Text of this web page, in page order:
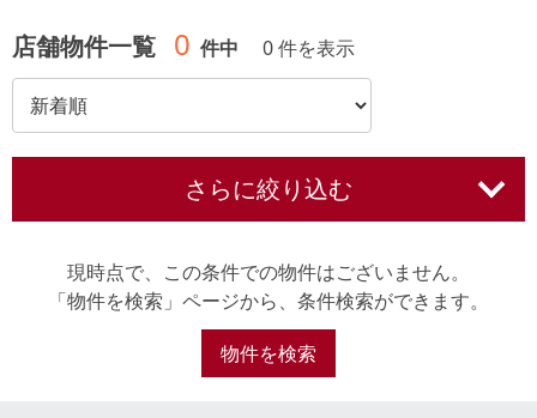
店舗物件一覧 0 件中 0 件を表示
さらに絞り込む
現時点で、この条件での物件はございません。
「物件を検索」ページから、条件検索ができます。
物件を検索